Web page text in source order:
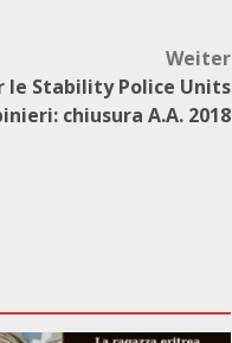
Weiter
le Stability Police Units
chiusura A.A. 2018